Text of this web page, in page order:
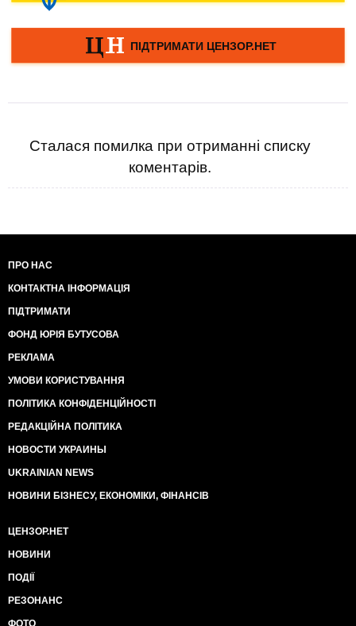
Сталася помилка при отриманні списку
коментарів.
ПРО НАС
КОНТАКТНА ІНФОРМАЦІЯ
ПІДТРИМАТИ
ФОНД ЮРІЯ БУТУСОВА
РЕКЛАМА
УМОВИ КОРИСТУВАННЯ
ПОЛІТИКА КОНФІДЕНЦІЙНОСТІ
РЕДАКЦІЙНА ПОЛІТИКА
НОВОСТИ УКРАИНЫ
UKRAINIAN NEWS
НОВИНИ БІЗНЕСУ, ЕКОНОМІКИ, ФІНАНСІВ
ЦЕНЗОР.НЕТ
НОВИНИ
ПОДІЇ
РЕЗОНАНС
ФОТО